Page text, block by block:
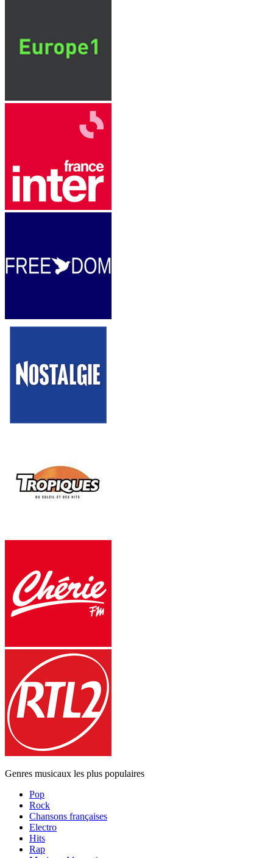
Genres musicaux les plus populaires
Pop
Rock
Chansons françaises
Electro
Hits
Rap